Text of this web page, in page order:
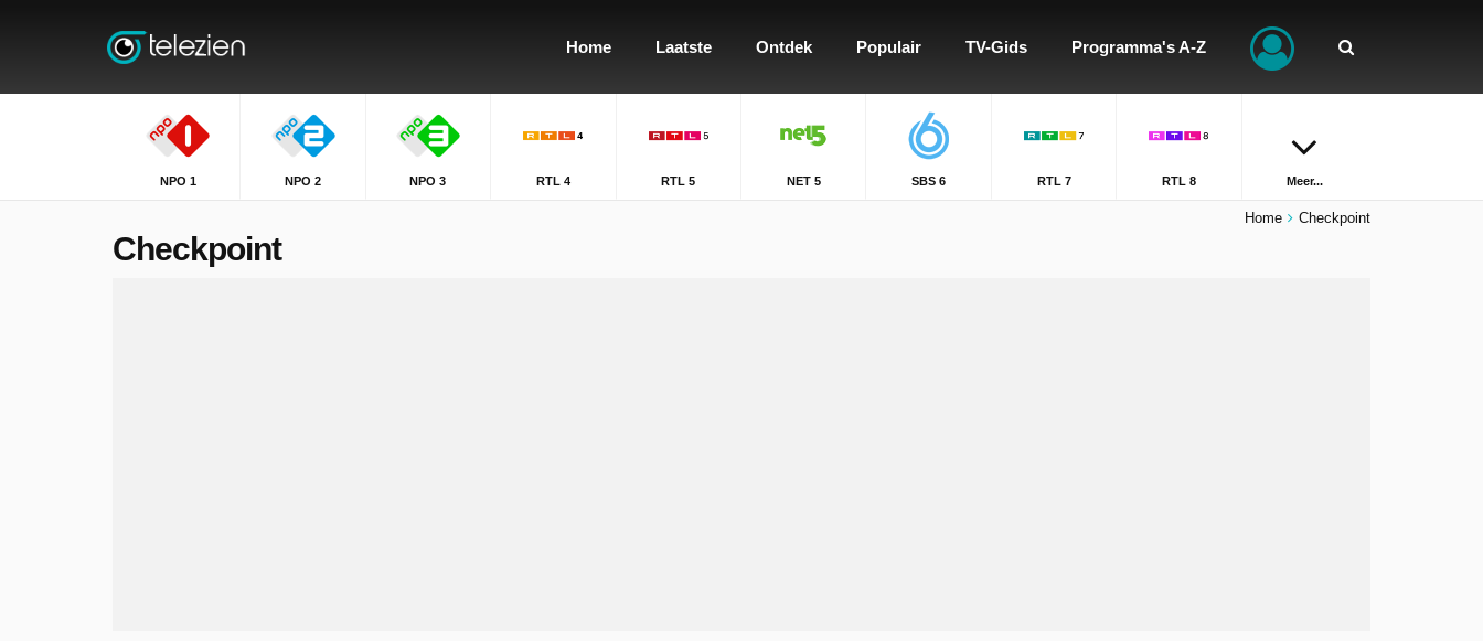
Home Laatste Ontdek Populair TV-Gids Programma's A-Z
NPO 1 NPO 2 NPO 3 RTL 4 RTL 5 NET 5 SBS 6 RTL 7 RTL 8 Meer...
Home Checkpoint
Checkpoint